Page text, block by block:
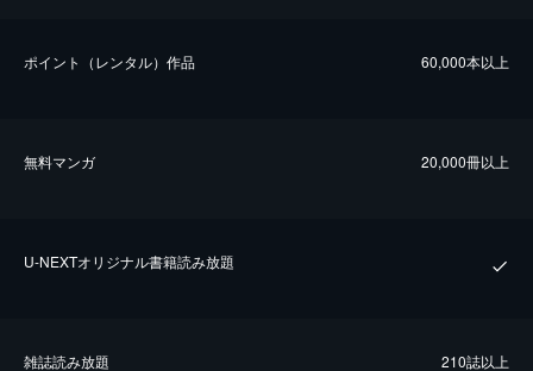
ポイント（レンタル）作品 60,000本以上
無料マンガ 20,000冊以上
U-NEXTオリジナル書籍読み放題
雑誌読み放題 210誌以上